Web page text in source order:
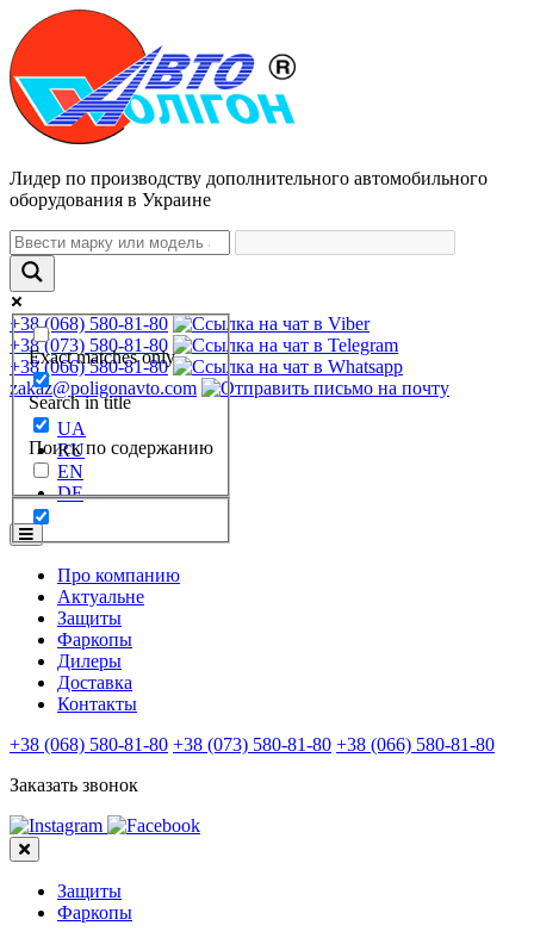
Лидер по производству дополнительного автомобильного
оборудования в Украине
Exact matches only
Search in title
Поиск по содержанию
+38 (068) 580-81-80
+38 (073) 580-81-80
+38 (066) 580-81-80
zakaz@poligonavto.com
UA
RU
EN
DE
Про компанию
Актуальне
Защиты
Фаркопы
Дилеры
Доставка
Контакты
+38 (068) 580-81-80 +38 (073) 580-81-80 +38 (066) 580-81-80
Заказать звонок
Защиты
Фаркопы